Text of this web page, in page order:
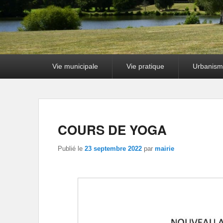
Vie municipale Vie pratique
COURS DE YOGA
Publié le 23 septembre 2022 par mairie